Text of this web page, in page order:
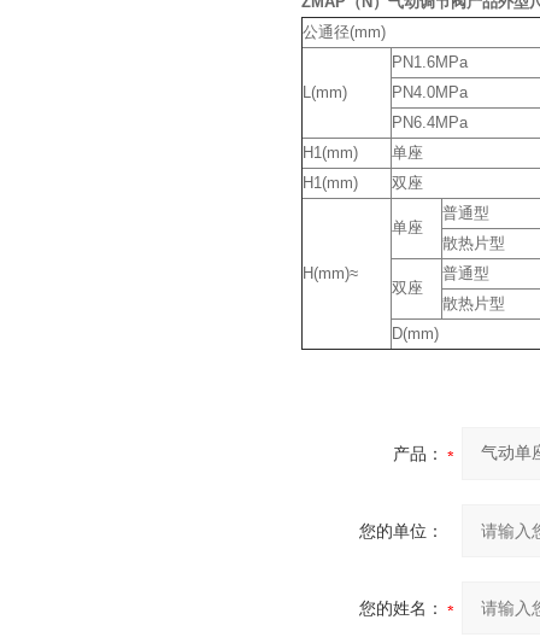
公通径(mm)
L(mm)
PN1.6MPa
PN4.0MPa
PN6.4MPa
H1(mm)
单座
H1(mm)
双座
H(mm)≈
单座
普通型
散热片型
双座
普通型
散热片型
D(mm)
产品：
您的单位：
您的姓名：